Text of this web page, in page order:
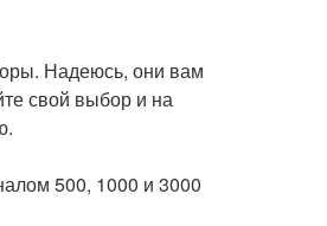
Надеюсь, они вам
свой выбор и на
500, 1000 и 3000